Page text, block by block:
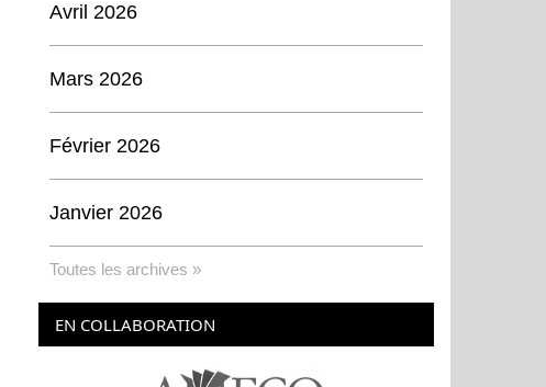
Avril 2026
Mars 2026
Février 2026
Janvier 2026
Toutes les archives »
EN COLLABORATION